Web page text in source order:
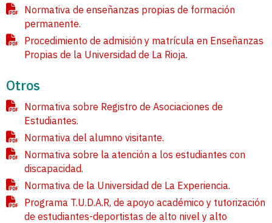
Normativa de enseñanzas propias de formación
permanente.
Procedimiento de admisión y matrícula en Enseñanzas
Propias de la Universidad de La Rioja.
Otros
Normativa sobre Registro de Asociaciones de
Estudiantes.
Normativa del alumno visitante.
Normativa sobre la atención a los estudiantes con
discapacidad.
Normativa de la Universidad de La Experiencia.
Programa T.U.D.A.R, de apoyo académico y tutorización
de estudiantes-deportistas de alto nivel y alto